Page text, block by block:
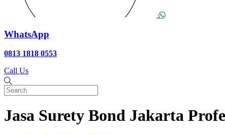
WhatsApp
0813 1818 0553
Call Us
Jasa Surety Bond Jakarta